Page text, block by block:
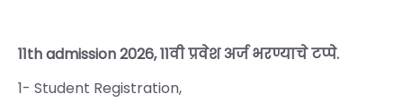
11th admission 2026, 11वी प्रवेश अर्ज भरण्याचे टप्पे.
1- Student Registration,